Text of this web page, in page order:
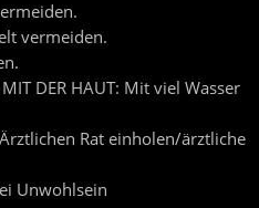
vermeiden.
DER HAUT: Mit viel Wasser
Rat einholen/ärztliche
Unwohlsein